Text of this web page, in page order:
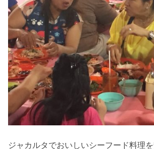
ジャカルタでおいしいシーフード料理